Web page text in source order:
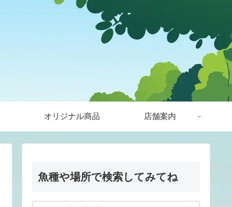
オリジナル商品 店舗案内
魚種や場所で検索してみてね